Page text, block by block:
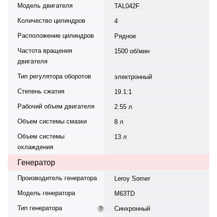
Модель двигателя
TAL042F
Количество цилиндров
4
Расположение цилиндров
Рядное
Частота вращения
двигателя
1500 об/мин
Тип регулятора оборотов
электронный
Степень сжатия
19.1:1
Рабочий объем двигателя
2.55 л
Объем системы смазки
8 л
Объем системы
охлаждения
13 л
Генератор
Производитель генератора
Leroy Somer
Модель генератора
M63TD
Тип генератора
? Синхронный